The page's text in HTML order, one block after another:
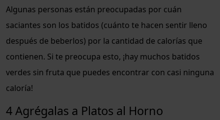
Algunas personas están preocupadas por cuán
saciantes son los batidos (cuánto te hacen sentir lleno
después de beberlos) por la cantidad de calorías que
contienen. Si te preocupa esto, ¡hay muchos batidos
verdes sin fruta que puedes encontrar con casi ninguna
caloría!
4 Agrégalas a Platos al Horno